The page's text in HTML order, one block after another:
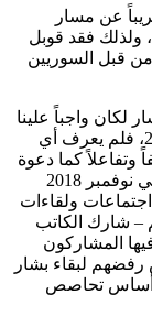
عن مسار
ولذلك فقد قوبل
قبل السوريين
لكان واجباً علينا
أن نشير إلى الموقف الشعبي السوري سنة 2018، فلم يعرف أي
كما دعوة
المقاطعة لسوتشي التي بدأت في 20 كانون الثاني نوفمبر 2018
ولقاءات
– شارك الكاتب
المشاركون
لبقاء بشار
أساس تحاصص